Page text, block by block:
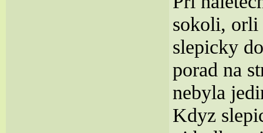
sokoli, orli
slepicky
porad na
nebyla
Kdyz